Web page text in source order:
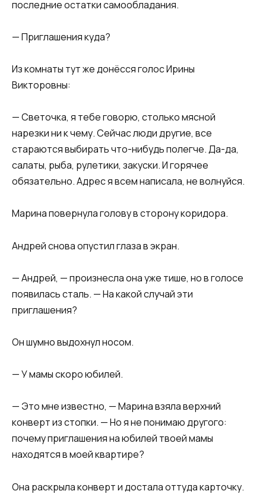
последние остатки самообладания.
— Приглашения куда?
Из комнаты тут же донёсся голос Ирины
Викторовны:
— Светочка, я тебе говорю, столько мясной
нарезки ни к чему. Сейчас люди другие, все
стараются выбирать что-нибудь полегче. Да-да,
салаты, рыба, рулетики, закуски. И горячее
обязательно. Адрес я всем написала, не волнуйся.
Марина повернула голову в сторону коридора.
Андрей снова опустил глаза в экран.
— Андрей, — произнесла она уже тише, но в голосе
появилась сталь. — На какой случай эти
приглашения?
Он шумно выдохнул носом.
— У мамы скоро юбилей.
— Это мне известно, — Марина взяла верхний
конверт из стопки. — Но я не понимаю другого:
почему приглашения на юбилей твоей мамы
находятся в моей квартире?
Она раскрыла конверт и достала оттуда карточку.